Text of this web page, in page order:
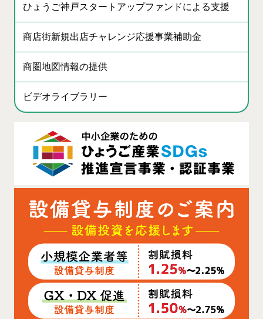
ひょうご神戸スタートアップファンドによる支援
商店街新規出店チャレンジ応援事業補助金
商圏地図情報の提供
ビデオライブラリー